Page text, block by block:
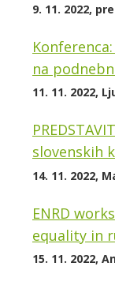
9. 11. 2022,
na
11. 11. 2022,
slovenskih
14. 11. 2022,
ENRD
equality in
15. 11. 2022,